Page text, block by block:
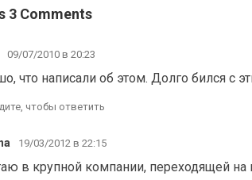
3 Comments
09/07/2010 в 20:23
что написали об этом. Долго бился с
чтобы ответить
19/03/2012 в 22:15
в крупной компании, переходящей на